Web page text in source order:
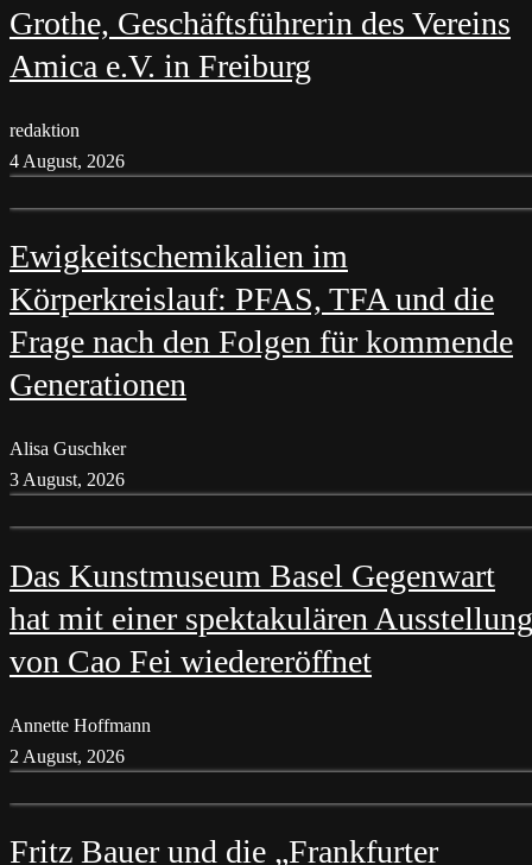
Grothe, Geschäftsführerin des Vereins
Amica e.V. in Freiburg
redaktion
4 August, 2026
Ewigkeitschemikalien im
Körperkreislauf: PFAS, TFA und die
Frage nach den Folgen für kommende
Generationen
Alisa Guschker
3 August, 2026
Das Kunstmuseum Basel Gegenwart
hat mit einer spektakulären Ausstellung
von Cao Fei wiedereröffnet
Annette Hoffmann
2 August, 2026
Fritz Bauer und die „Frankfurter